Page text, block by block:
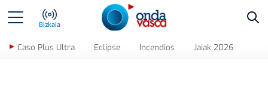
Bizkaia
Caso Plus Ultra Eclipse Incendios Jaiak 2026